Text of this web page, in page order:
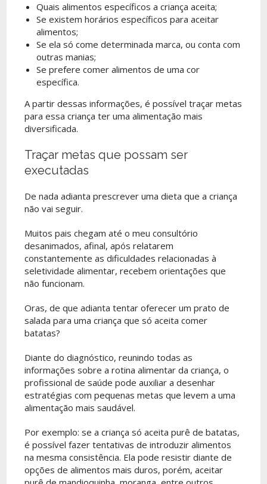
Quais alimentos específicos a criança aceita;
Se existem horários específicos para aceitar
alimentos;
Se ela só come determinada marca, ou conta com
outras manias;
Se prefere comer alimentos de uma cor
específica.
A partir dessas informações, é possível traçar metas
para essa criança ter uma alimentação mais
diversificada.
Traçar metas que possam ser
executadas
De nada adianta prescrever uma dieta que a criança
não vai seguir.
Muitos pais chegam até o meu consultório
desanimados, afinal, após relatarem
constantemente as dificuldades relacionadas à
seletividade alimentar, recebem orientações que
não funcionam.
Oras, de que adianta tentar oferecer um prato de
salada para uma criança que só aceita comer
batatas?
Diante do diagnóstico, reunindo todas as
informações sobre a rotina alimentar da criança, o
profissional de saúde pode auxiliar a desenhar
estratégias com pequenas metas que levem a uma
alimentação mais saudável.
Por exemplo: se a criança só aceita purê de batatas,
é possível fazer tentativas de introduzir alimentos
na mesma consistência. Ela pode resistir diante de
opções de alimentos mais duros, porém, aceitar